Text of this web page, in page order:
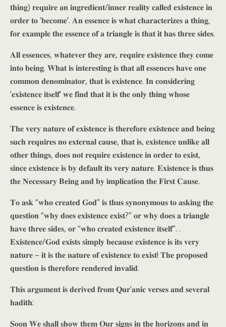
𝐭𝐡𝐢𝐧𝐠) 𝐫𝐞𝐪𝐮𝐢𝐫𝐞 𝐚𝐧 𝐢𝐧𝐠𝐫𝐞𝐝𝐢𝐞𝐧𝐭/𝐢𝐧𝐧𝐞𝐫 𝐫𝐞𝐚𝐥𝐢𝐭𝐲 𝐜𝐚𝐥𝐥𝐞𝐝 𝐞𝐱𝐢𝐬𝐭𝐞𝐧𝐜𝐞 𝐢𝐧
𝐨𝐫𝐝𝐞𝐫 𝐭𝐨 ‘𝐛𝐞𝐜𝐨𝐦𝐞’. 𝐀𝐧 𝐞𝐬𝐬𝐞𝐧𝐜𝐞 𝐢𝐬 𝐰𝐡𝐚𝐭 𝐜𝐡𝐚𝐫𝐚𝐜𝐭𝐞𝐫𝐢𝐳𝐞𝐬 𝐚 𝐭𝐡𝐢𝐧𝐠,
𝐟𝐨𝐫 𝐞𝐱𝐚𝐦𝐩𝐥𝐞 𝐭𝐡𝐞 𝐞𝐬𝐬𝐞𝐧𝐜𝐞 𝐨𝐟 𝐚 𝐭𝐫𝐢𝐚𝐧𝐠𝐥𝐞 𝐢𝐬 𝐭𝐡𝐚𝐭 𝐢𝐭 𝐡𝐚𝐬 𝐭𝐡𝐫𝐞𝐞 𝐬𝐢𝐝𝐞𝐬.
𝐀𝐥𝐥 𝐞𝐬𝐬𝐞𝐧𝐜𝐞𝐬, 𝐰𝐡𝐚𝐭𝐞𝐯𝐞𝐫 𝐭𝐡𝐞𝐲 𝐚𝐫𝐞, 𝐫𝐞𝐪𝐮𝐢𝐫𝐞 𝐞𝐱𝐢𝐬𝐭𝐞𝐧𝐜𝐞 𝐭𝐡𝐞𝐲 𝐜𝐨𝐦𝐞
𝐢𝐧𝐭𝐨 𝐛𝐞𝐢𝐧𝐠. 𝐖𝐡𝐚𝐭 𝐢𝐬 𝐢𝐧𝐭𝐞𝐫𝐞𝐬𝐭𝐢𝐧𝐠 𝐢𝐬 𝐭𝐡𝐚𝐭 𝐚𝐥𝐥 𝐞𝐬𝐬𝐞𝐧𝐜𝐞𝐬 𝐡𝐚𝐯𝐞 𝐨𝐧𝐞
𝐜𝐨𝐦𝐦𝐨𝐧 𝐝𝐞𝐧𝐨𝐦𝐢𝐧𝐚𝐭𝐨𝐫, 𝐭𝐡𝐚𝐭 𝐢𝐬 𝐞𝐱𝐢𝐬𝐭𝐞𝐧𝐜𝐞. 𝐈𝐧 𝐜𝐨𝐧𝐬𝐢𝐝𝐞𝐫𝐢𝐧𝐠
‘𝐞𝐱𝐢𝐬𝐭𝐞𝐧𝐜𝐞 𝐢𝐭𝐬𝐞𝐥𝐟’ 𝐰𝐞 𝐟𝐢𝐧𝐝 𝐭𝐡𝐚𝐭 𝐢𝐭 𝐢𝐬 𝐭𝐡𝐞 𝐨𝐧𝐥𝐲 𝐭𝐡𝐢𝐧𝐠 𝐰𝐡𝐨𝐬𝐞
𝐞𝐬𝐬𝐞𝐧𝐜𝐞 𝐢𝐬 𝐞𝐱𝐢𝐬𝐭𝐞𝐧𝐜𝐞.
𝐓𝐡𝐞 𝐯𝐞𝐫𝐲 𝐧𝐚𝐭𝐮𝐫𝐞 𝐨𝐟 𝐞𝐱𝐢𝐬𝐭𝐞𝐧𝐜𝐞 𝐢𝐬 𝐭𝐡𝐞𝐫𝐞𝐟𝐨𝐫𝐞 𝐞𝐱𝐢𝐬𝐭𝐞𝐧𝐜𝐞 𝐚𝐧𝐝 𝐛𝐞𝐢𝐧𝐠
𝐬𝐮𝐜𝐡 𝐫𝐞𝐪𝐮𝐢𝐫𝐞𝐬 𝐧𝐨 𝐞𝐱𝐭𝐞𝐫𝐧𝐚𝐥 𝐜𝐚𝐮𝐬𝐞, 𝐭𝐡𝐚𝐭 𝐢𝐬, 𝐞𝐱𝐢𝐬𝐭𝐞𝐧𝐜𝐞 𝐮𝐧𝐥𝐢𝐤𝐞 𝐚𝐥𝐥
𝐨𝐭𝐡𝐞𝐫 𝐭𝐡𝐢𝐧𝐠𝐬, 𝐝𝐨𝐞𝐬 𝐧𝐨𝐭 𝐫𝐞𝐪𝐮𝐢𝐫𝐞 𝐞𝐱𝐢𝐬𝐭𝐞𝐧𝐜𝐞 𝐢𝐧 𝐨𝐫𝐝𝐞𝐫 𝐭𝐨 𝐞𝐱𝐢𝐬𝐭,
𝐬𝐢𝐧𝐜𝐞 𝐞𝐱𝐢𝐬𝐭𝐞𝐧𝐜𝐞 𝐢𝐬 𝐛𝐲 𝐝𝐞𝐟𝐚𝐮𝐥𝐭 𝐢𝐭𝐬 𝐯𝐞𝐫𝐲 𝐧𝐚𝐭𝐮𝐫𝐞. 𝐄𝐱𝐢𝐬𝐭𝐞𝐧𝐜𝐞 𝐢𝐬 𝐭𝐡𝐮𝐬
𝐭𝐡𝐞 𝐍𝐞𝐜𝐞𝐬𝐬𝐚𝐫𝐲 𝐁𝐞𝐢𝐧𝐠 𝐚𝐧𝐝 𝐛𝐲 𝐢𝐦𝐩𝐥𝐢𝐜𝐚𝐭𝐢𝐨𝐧 𝐭𝐡𝐞 𝐅𝐢𝐫𝐬𝐭 𝐂𝐚𝐮𝐬𝐞.
𝐓𝐨 𝐚𝐬𝐤 “𝐰𝐡𝐨 𝐜𝐫𝐞𝐚𝐭𝐞𝐝 𝐆𝐨𝐝” 𝐢𝐬 𝐭𝐡𝐮𝐬 𝐬𝐲𝐧𝐨𝐧𝐲𝐦𝐨𝐮𝐬 𝐭𝐨 𝐚𝐬𝐤𝐢𝐧𝐠 𝐭𝐡𝐞
𝐪𝐮𝐞𝐬𝐭𝐢𝐨𝐧 “𝐰𝐡𝐲 𝐝𝐨𝐞𝐬 𝐞𝐱𝐢𝐬𝐭𝐞𝐧𝐜𝐞 𝐞𝐱𝐢𝐬𝐭?” 𝐨𝐫 𝐰𝐡𝐲 𝐝𝐨𝐞𝐬 𝐚 𝐭𝐫𝐢𝐚𝐧𝐠𝐥𝐞
𝐡𝐚𝐯𝐞 𝐭𝐡𝐫𝐞𝐞 𝐬𝐢𝐝𝐞𝐬, 𝐨𝐫 “𝐰𝐡𝐨 𝐜𝐫𝐞𝐚𝐭𝐞𝐝 𝐞𝐱𝐢𝐬𝐭𝐞𝐧𝐜𝐞 𝐢𝐭𝐬𝐞𝐥𝐟”. .
𝐄𝐱𝐢𝐬𝐭𝐞𝐧𝐜𝐞/𝐆𝐨𝐝 𝐞𝐱𝐢𝐬𝐭𝐬 𝐬𝐢𝐦𝐩𝐥𝐲 𝐛𝐞𝐜𝐚𝐮𝐬𝐞 𝐞𝐱𝐢𝐬𝐭𝐞𝐧𝐜𝐞 𝐢𝐬 𝐢𝐭𝐬 𝐯𝐞𝐫𝐲
𝐧𝐚𝐭𝐮𝐫𝐞 – 𝐢𝐭 𝐢𝐬 𝐭𝐡𝐞 𝐧𝐚𝐭𝐮𝐫𝐞 𝐨𝐟 𝐞𝐱𝐢𝐬𝐭𝐞𝐧𝐜𝐞 𝐭𝐨 𝐞𝐱𝐢𝐬𝐭! 𝐓𝐡𝐞 𝐩𝐫𝐨𝐩𝐨𝐬𝐞𝐝
𝐪𝐮𝐞𝐬𝐭𝐢𝐨𝐧 𝐢𝐬 𝐭𝐡𝐞𝐫𝐞𝐟𝐨𝐫𝐞 𝐫𝐞𝐧𝐝𝐞𝐫𝐞𝐝 𝐢𝐧𝐯𝐚𝐥𝐢𝐝.
𝐓𝐡𝐢𝐬 𝐚𝐫𝐠𝐮𝐦𝐞𝐧𝐭 𝐢𝐬 𝐝𝐞𝐫𝐢𝐯𝐞𝐝 𝐟𝐫𝐨𝐦 𝐐𝐮𝐫’𝐚𝐧𝐢𝐜 𝐯𝐞𝐫𝐬𝐞𝐬 𝐚𝐧𝐝 𝐬𝐞𝐯𝐞𝐫𝐚𝐥
𝐡𝐚𝐝𝐢𝐭𝐡:
𝐒𝐨𝐨𝐧 𝐖𝐞 𝐬𝐡𝐚𝐥𝐥 𝐬𝐡𝐨𝐰 𝐭𝐡𝐞𝐦 𝐎𝐮𝐫 𝐬𝐢𝐠𝐧𝐬 𝐢𝐧 𝐭𝐡𝐞 𝐡𝐨𝐫𝐢𝐳𝐨𝐧𝐬 𝐚𝐧𝐝 𝐢𝐧